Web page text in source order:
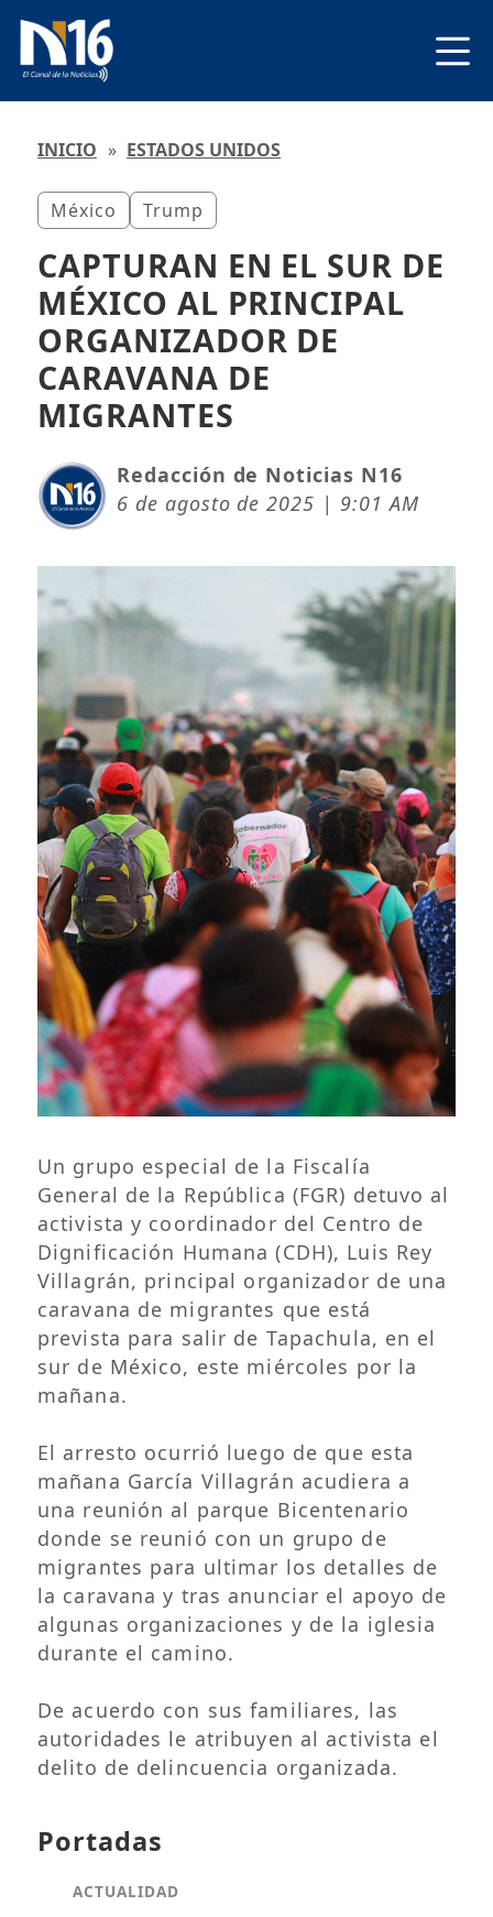
INICIO » ESTADOS UNIDOS
México Trump
CAPTURAN EN EL SUR DE
MÉXICO AL PRINCIPAL
ORGANIZADOR DE
CARAVANA DE
MIGRANTES
Redacción de Noticias N16
6 de agosto de 2025 | 9:01 AM
Un grupo especial de la Fiscalía
General de la República (FGR) detuvo al
activista y coordinador del Centro de
Dignificación Humana (CDH), Luis Rey
Villagrán, principal organizador de una
caravana de migrantes que está
prevista para salir de Tapachula, en el
sur de México, este miércoles por la
mañana.
El arresto ocurrió luego de que esta
mañana García Villagrán acudiera a
una reunión al parque Bicentenario
donde se reunió con un grupo de
migrantes para ultimar los detalles de
la caravana y tras anunciar el apoyo de
algunas organizaciones y de la iglesia
durante el camino.
De acuerdo con sus familiares, las
autoridades le atribuyen al activista el
delito de delincuencia organizada.
Portadas
ACTUALIDAD